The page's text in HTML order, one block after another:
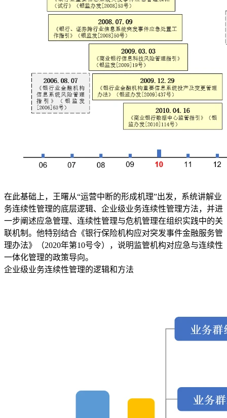
在此基础上，王曙从“运营中断的形成机理”出发，系统讲解业
务连续性管理的底层逻辑、企业级业务连续性管理方法，并进
一步阐述应急管理、连续性管理与危机管理在组织实践中的关
联机制。他特别结合《银行保险机构应对突发事件金融服务管
理办法》（2020年第10号令），说明监管机构对应急与连续性
一体化管理的政策导向。
企业级业务连续性管理的逻辑和方法